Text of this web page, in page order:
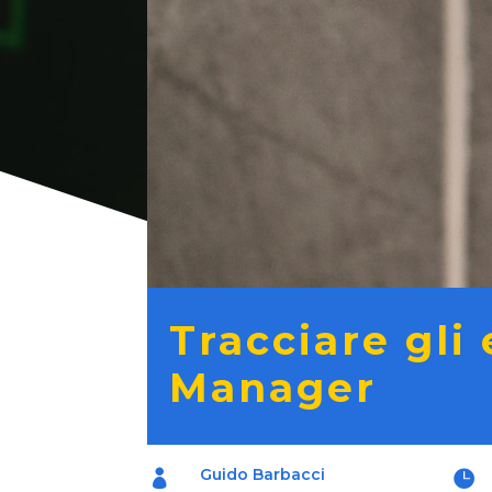
Tracciare gli
Manager
 Guido Barbacci 